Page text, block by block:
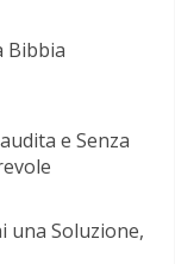
Bibbia
e Senza
una Soluzione,